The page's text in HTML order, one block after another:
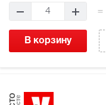
4 =
В корзину